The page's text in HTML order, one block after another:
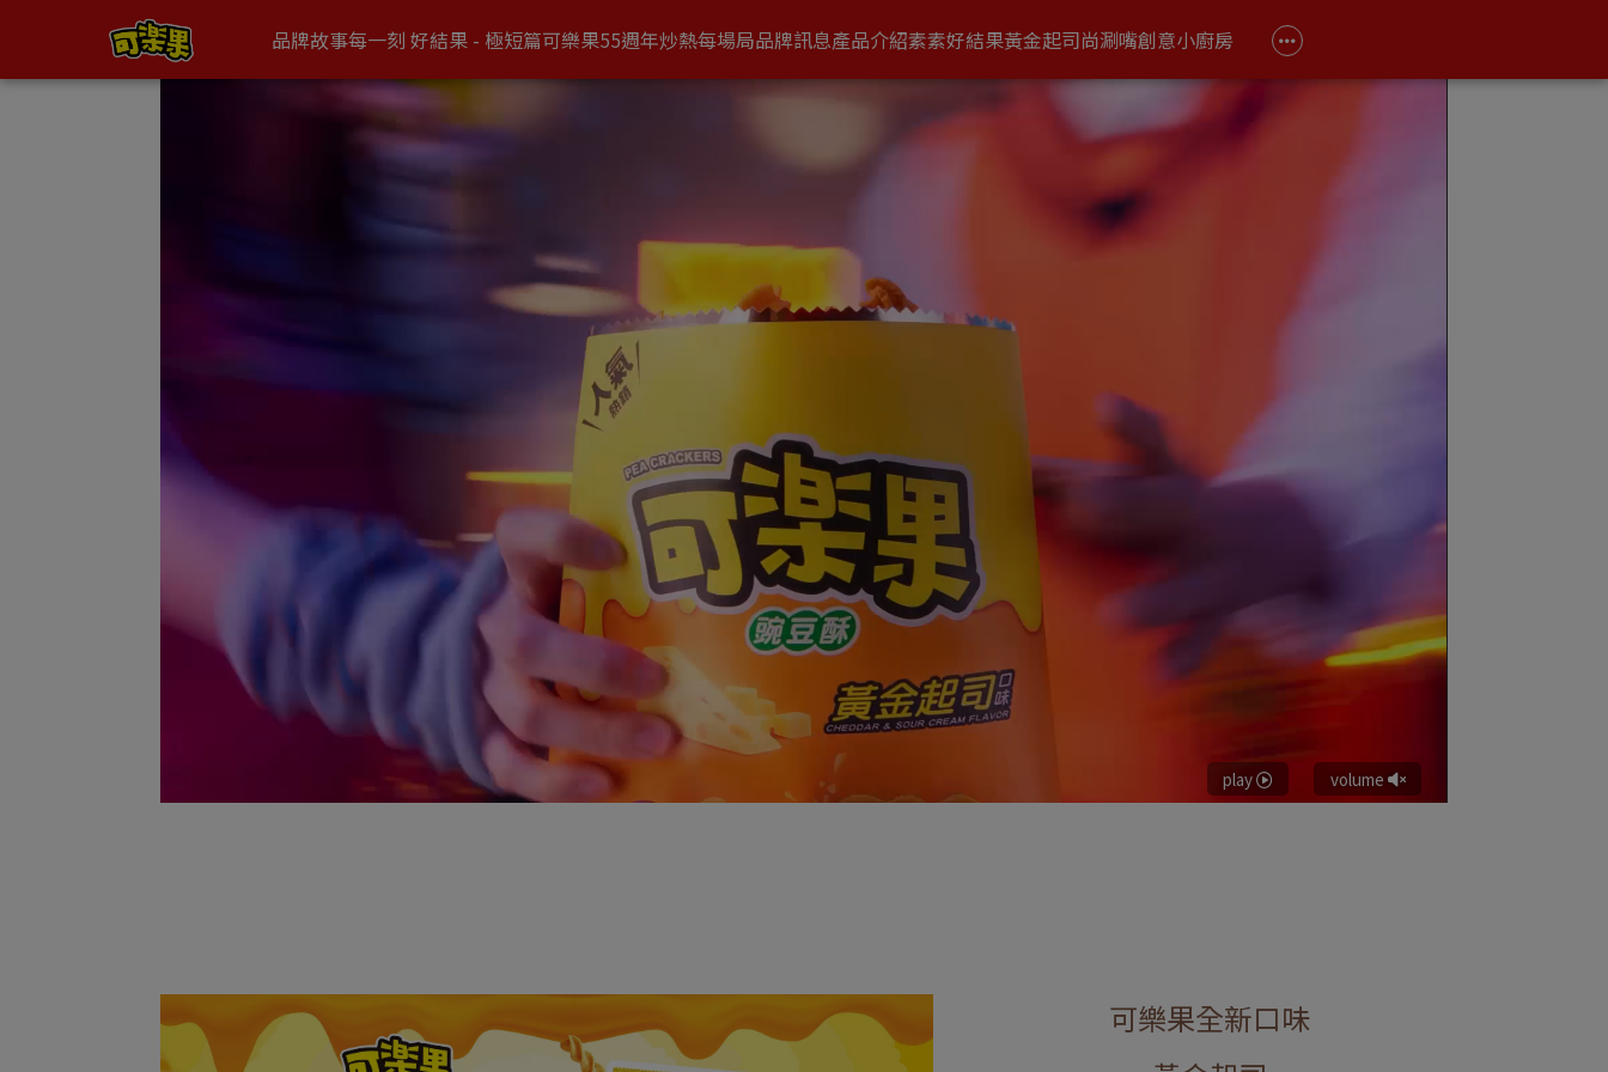
黃金起司尚涮嘴 | KOLOKO可樂果
品牌故事每一刻 好結果 - 極短篇可樂果55週年炒熱每場局品牌訊息產品介紹素素好結果黃金起司尚涮嘴創意小廚房
play volume
可樂果全新口味